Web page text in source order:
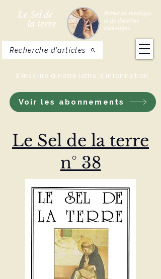
Le Sel de
la terre
Revue de théologie
et de doctrine
catholique
Voir les abonnements
S'inscrire à notre lettre d'information
Recherche d'articles
Le Sel de la terre
n° 38